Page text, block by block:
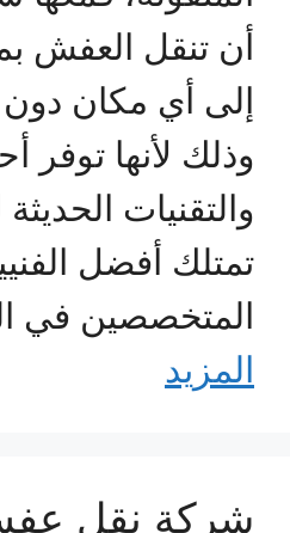
أن تنقل العفش
إلى أي مكان دون
وذلك لأنها توفر
والتقنيات الحديثة
تمتلك أفضل
المتخصصين في
المزيد
شركة نقل